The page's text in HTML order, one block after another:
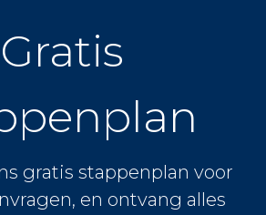
Gratis
gratis stappenplan voor
en ontvang alles